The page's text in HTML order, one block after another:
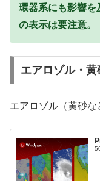
環器系にも影響を
の表示は要注意。
エアロゾル・黄
エアロゾル（黄砂な